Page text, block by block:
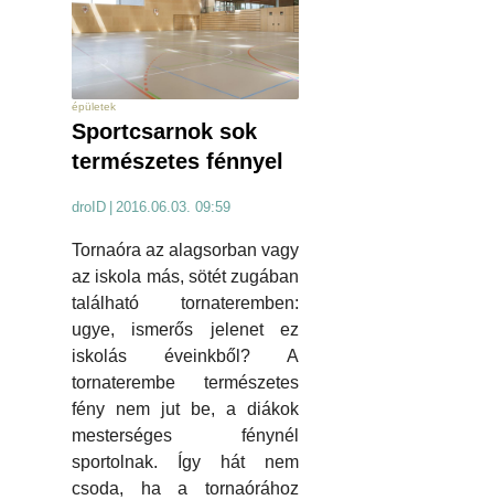
épületek
Sportcsarnok sok
természetes fénnyel
droID 2016.06.03. 09:59
Tornaóra az alagsorban vagy
az iskola más, sötét zugában
található tornateremben:
ugye, ismerős jelenet ez
iskolás éveinkből? A
tornaterembe természetes
fény nem jut be, a diákok
mesterséges fénynél
sportolnak. Így hát nem
csoda, ha a tornaórához